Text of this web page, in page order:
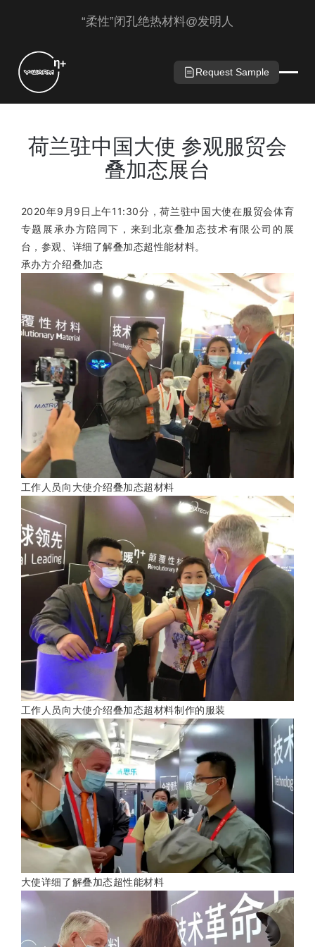
“柔性”闭孔绝热材料@发明人
Request Sample
荷兰驻中国大使 参观服贸会
叠加态展台
2020年9月9日上午11:30分，荷兰驻中国大使在服贸会体育
专题展承办方陪同下，来到北京叠加态技术有限公司的展
台，参观、详细了解叠加态超性能材料。
承办方介绍叠加态
工作人员向大使介绍叠加态超材料
工作人员向大使介绍叠加态超材料制作的服装
大使详细了解叠加态超性能材料